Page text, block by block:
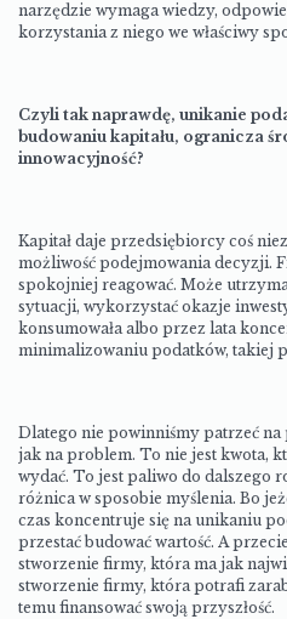
narzędzie wymaga wiedzy,
korzystania z niego we właściwy
Czyli tak naprawdę, unikanie
budowaniu kapitału, ogranicza
innowacyjność?
Kapitał daje przedsiębiorcy coś
możliwość podejmowania decyzji.
spokojniej reagować. Może
sytuacji, wykorzystać okazje
konsumowała albo przez lata
minimalizowaniu podatków, takiej
Dlatego nie powinniśmy patrzeć
jak na problem. To nie jest kwota,
wydać. To jest paliwo do dalszego
różnica w sposobie myślenia. Bo
czas koncentruje się na unikaniu
przestać budować wartość. A
stworzenie firmy, która ma jak
stworzenie firmy, która potrafi
temu finansować swoją przyszłość.